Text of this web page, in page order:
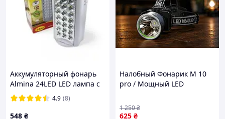
Аккумуляторный фонарь
Almina 24LED LED лампа с
ручкой, портативный
светильник для кемпинга
4.9 (8)
548 ₴
Налобный Фонарик M 10
pro / Мощный LED
Фонарик с зарядкой от
Type-C
625 ₴
1 250₴